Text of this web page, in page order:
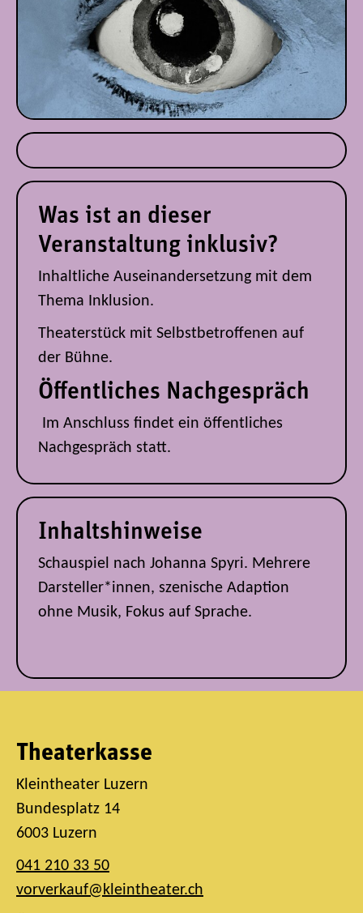
Was ist an dieser
Veranstaltung inklusiv?
Inhaltliche Auseinandersetzung mit dem
Thema Inklusion.
Theaterstück mit Selbstbetroffenen auf
der Bühne.
Öffentliches Nachgespräch
Im Anschluss findet ein öffentliches
Nachgespräch statt.
Inhaltshinweise
Schauspiel nach Johanna Spyri. Mehrere
Darsteller*innen, szenische Adaption
ohne Musik, Fokus auf Sprache.
Theaterkasse
Kleintheater Luzern
Bundesplatz 14
6003 Luzern
041 210 33 50
vorverkauf@kleintheater.ch